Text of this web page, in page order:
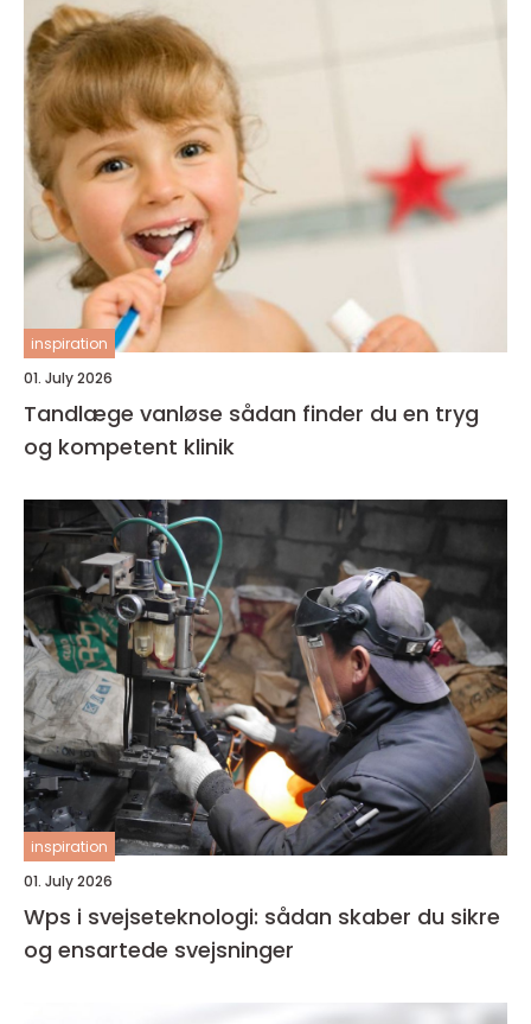
inspiration
01. July 2026
Tandlæge vanløse sådan finder du en tryg
og kompetent klinik
inspiration
01. July 2026
Wps i svejseteknologi: sådan skaber du sikre
og ensartede svejsninger